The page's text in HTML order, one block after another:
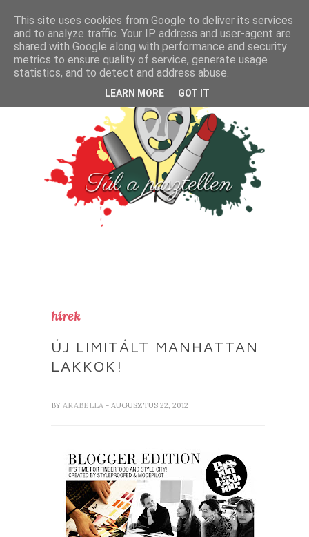
hírek
ÚJ LIMITÁLT MANHATTAN
LAKKOK!
BY ARABELLA - AUGUSZTUS 22, 2012
This site uses cookies from Google to deliver its services
and to analyze traffic. Your IP address and user-agent are
shared with Google along with performance and security
metrics to ensure quality of service, generate usage
statistics, and to detect and address abuse.
LEARN MORE GOT IT